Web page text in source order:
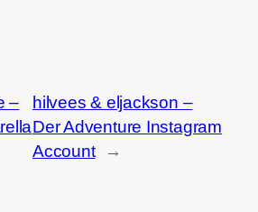
–
hilvees & eljackson –
Der Adventure Instagram
Account
→